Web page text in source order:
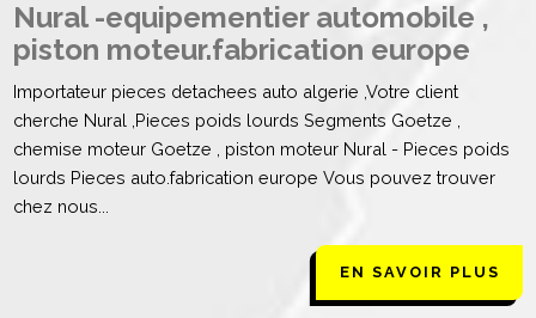
Nural -equipementier automobile ,
piston moteur.fabrication europe
Importateur pieces detachees auto algerie ,Votre client
cherche Nural ,Pieces poids lourds Segments Goetze ,
chemise moteur Goetze , piston moteur Nural - Pieces poids
lourds Pieces auto.fabrication europe Vous pouvez trouver
chez nous...
EN SAVOIR PLUS